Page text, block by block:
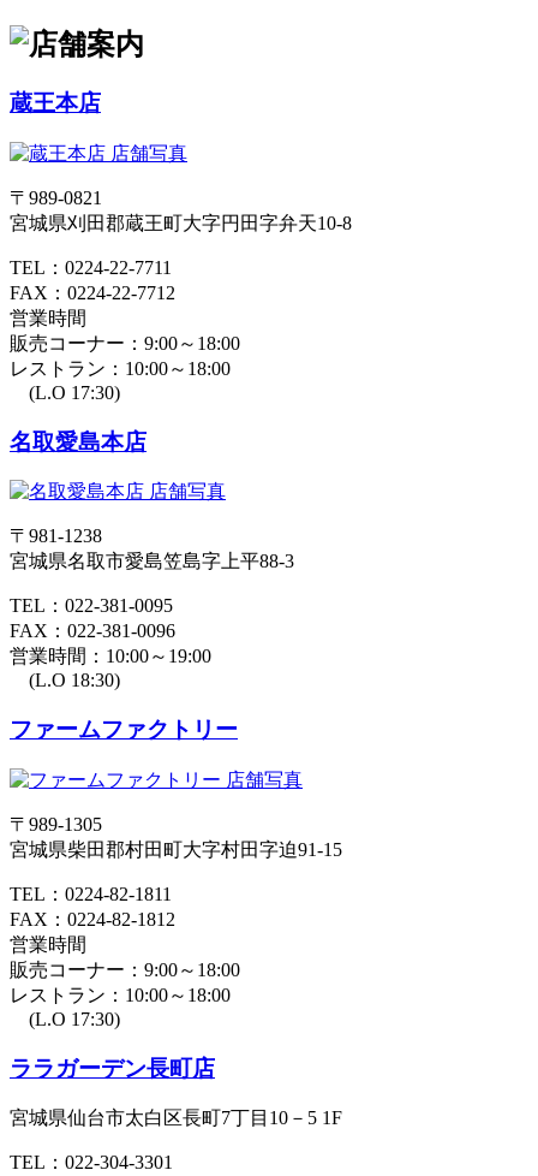
蔵王本店
〒989-0821
宮城県刈田郡蔵王町大字円田字弁天10-8
TEL：0224-22-7711
FAX：0224-22-7712
営業時間
販売コーナー：9:00～18:00
レストラン：10:00～18:00
(L.O 17:30)
名取愛島本店
〒981-1238
宮城県名取市愛島笠島字上平88-3
TEL：022-381-0095
FAX：022-381-0096
営業時間：10:00～19:00
(L.O 18:30)
ファームファクトリー
〒989-1305
宮城県柴田郡村田町大字村田字迫91-15
TEL：0224-82-1811
FAX：0224-82-1812
営業時間
販売コーナー：9:00～18:00
レストラン：10:00～18:00
(L.O 17:30)
ララガーデン長町店
宮城県仙台市太白区長町7丁目10－5 1F
TEL：022-304-3301